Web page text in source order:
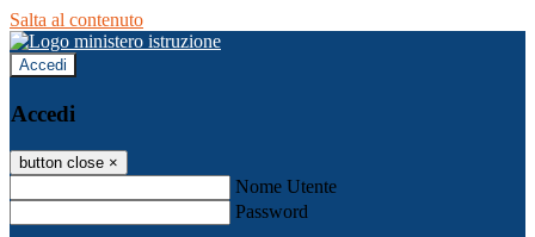
Salta al contenuto
Accedi
Accedi
button close ×
Nome Utente
Password